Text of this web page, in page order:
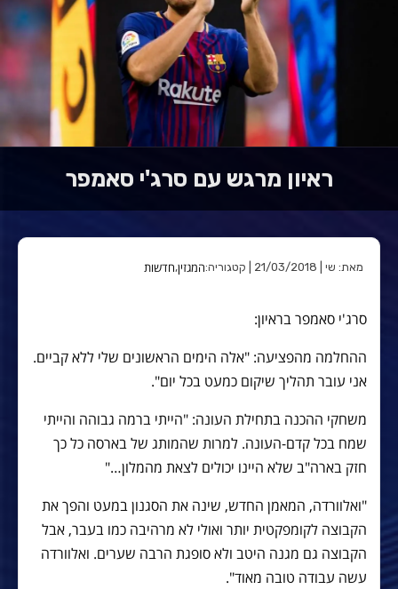
ראיון מרגש עם סרג'י סאמפר
מאת: שי | 21/03/2018 | קטגוריה: המגזין,חדשות
סרג'י סאמפר בראיון:
ההחלמה מהפציעה: "אלה הימים הראשונים שלי ללא קביים.
אני עובר תהליך שיקום כמעט בכל יום".
משחקי ההכנה בתחילת העונה: "הייתי ברמה גבוהה והייתי
שמח בכל קדם-העונה. למרות שהמותג של בארסה כל כך
חזק בארה"ב שלא היינו יכולים לצאת מהמלון…"
"ואלוורדה, המאמן החדש, שינה את הסגנון במעט והפך את
הקבוצה לקומפקטית יותר ואולי לא מרהיבה כמו בעבר, אבל
הקבוצה גם מגנה היטב ולא סופגת הרבה שערים. ואלוורדה
עשה עבודה טובה מאוד".